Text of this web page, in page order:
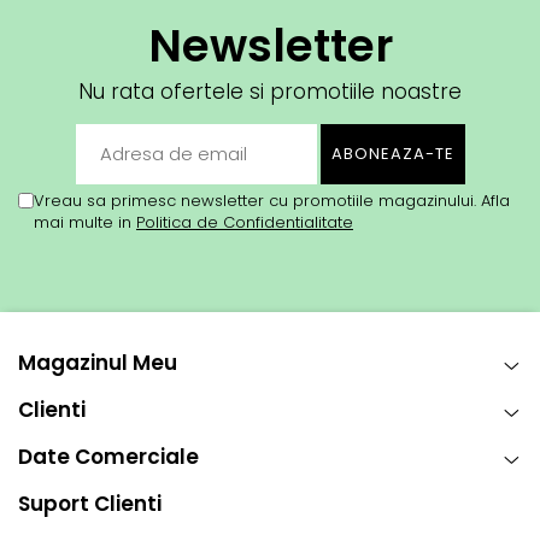
Newsletter
Nu rata ofertele si promotiile noastre
Vreau sa primesc newsletter cu promotiile magazinului. Afla
mai multe in Politica de Confidentialitate
Magazinul Meu
Clienti
Date Comerciale
Suport Clienti